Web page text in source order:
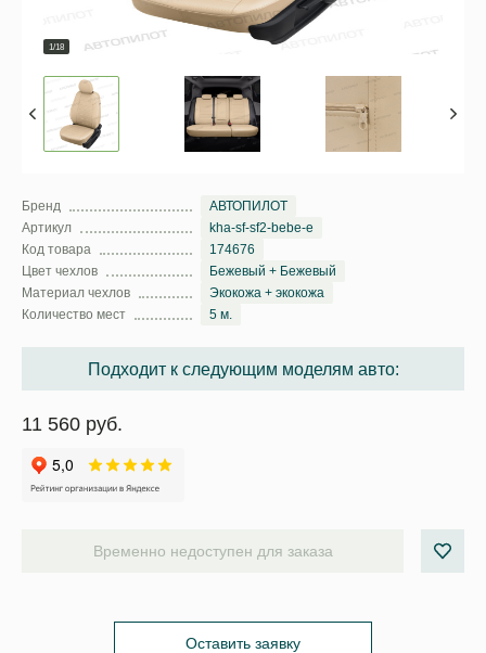
1/18
Бренд
АВТОПИЛОТ
Артикул
kha-sf-sf2-bebe-e
Код товара
174676
Цвет чехлов
Бежевый + Бежевый
Материал чехлов
Экокожа + экокожа
Количество мест
5 м.
Подходит к следующим моделям авто:
11 560 руб.
Временно недоступен для заказа
Оставить заявку